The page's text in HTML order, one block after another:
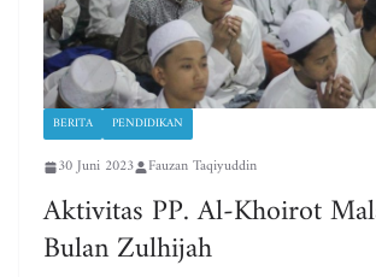
BERITA PENDIDIKAN
30 Juni 2023 Fauzan Taqiyuddin
Aktivitas PP. Al-Khoirot
Bulan Zulhijah